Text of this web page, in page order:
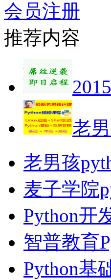
会员注册
推荐内容
老
老男孩
麦子学院
Python开
智普教育
Python基